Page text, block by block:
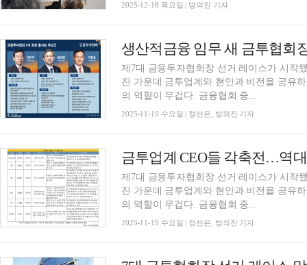
2025-12-18 목요일 | 방의진 기자
제7대 금융투자협회장 선거 레이스가 시작
진 가운데 금투업계와 현안과 비전을 공유
의 역할이 무겁다. 금융협회 중...
2025-11-19 수요일 | 정선은, 방의진 기자
제7대 금융투자협회장 선거 레이스가 시작
진 가운데 금투업계와 현안과 비전을 공유
의 역할이 무겁다. 금융협회 중...
2025-11-19 수요일 | 정선은, 방의진 기자